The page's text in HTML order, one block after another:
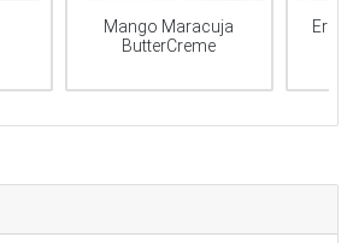
Mango Maracuja
ButterCreme